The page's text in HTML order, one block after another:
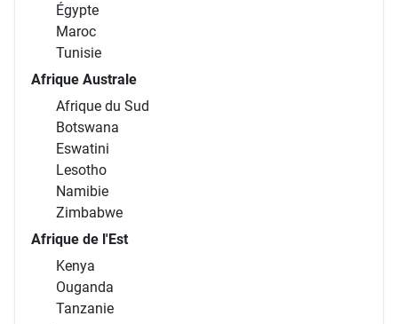
Égypte
Maroc
Tunisie
Afrique Australe
Afrique du Sud
Botswana
Eswatini
Lesotho
Namibie
Zimbabwe
Afrique de l'Est
Kenya
Ouganda
Tanzanie